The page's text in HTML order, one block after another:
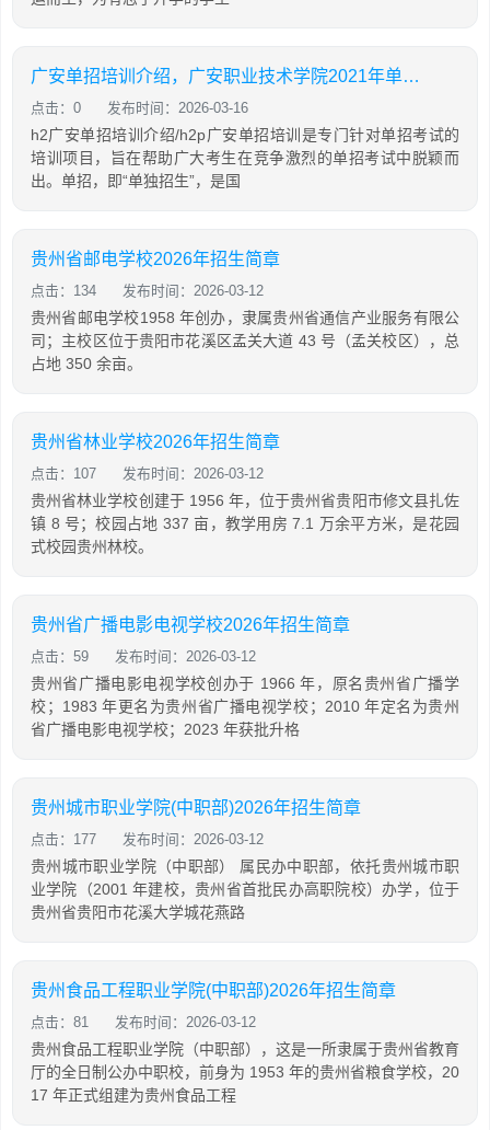
广安单招培训介绍，广安职业技术学院2021年单招技能考试大纲
点击：0 发布时间：2026-03-16
h2广安单招培训介绍/h2p广安单招培训是专门针对单招考试的
培训项目，旨在帮助广大考生在竞争激烈的单招考试中脱颖而
出。单招，即“单独招生”，是国
贵州省邮电学校2026年招生简章
点击：134 发布时间：2026-03-12
贵州省邮电学校1958 年创办，隶属贵州省通信产业服务有限公
司；主校区位于贵阳市花溪区孟关大道 43 号（孟关校区），总
占地 350 余亩。
贵州省林业学校2026年招生简章
点击：107 发布时间：2026-03-12
贵州省林业学校创建于 1956 年，位于贵州省贵阳市修文县扎佐
镇 8 号；校园占地 337 亩，教学用房 7.1 万余平方米，是花园
式校园贵州林校。
贵州省广播电影电视学校2026年招生简章
点击：59 发布时间：2026-03-12
贵州省广播电影电视学校创办于 1966 年，原名贵州省广播学
校；1983 年更名为贵州省广播电视学校；2010 年定名为贵州
省广播电影电视学校；2023 年获批升格
贵州城市职业学院(中职部)2026年招生简章
点击：177 发布时间：2026-03-12
贵州城市职业学院（中职部） 属民办中职部，依托贵州城市职
业学院（2001 年建校，贵州省首批民办高职院校）办学，位于
贵州省贵阳市花溪大学城花燕路
贵州食品工程职业学院(中职部)2026年招生简章
点击：81 发布时间：2026-03-12
贵州食品工程职业学院（中职部），这是一所隶属于贵州省教育
厅的全日制公办中职校，前身为 1953 年的贵州省粮食学校，20
17 年正式组建为贵州食品工程